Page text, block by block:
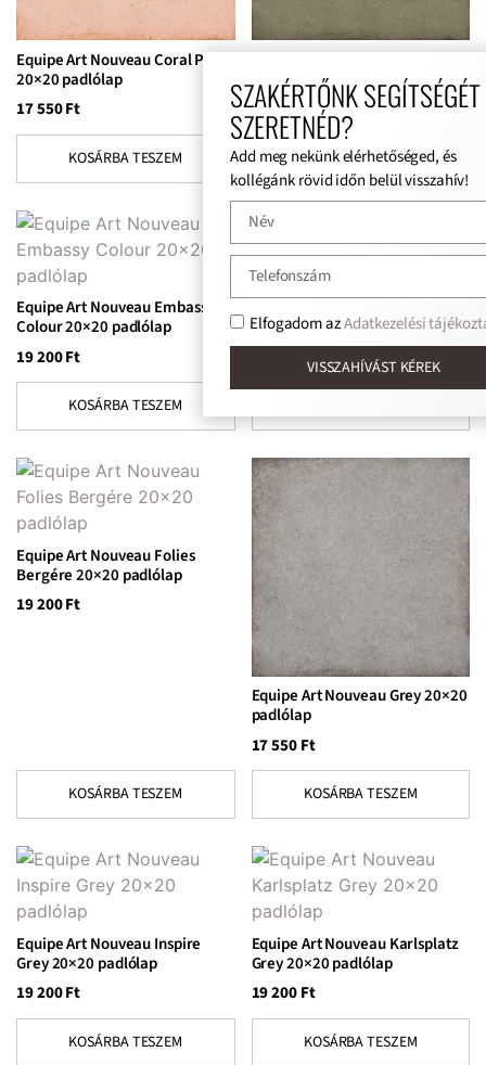
Equipe Art Nouveau Coral Pink
20×20 padlólap
17 550Ft
KOSÁRBA TESZEM
Equipe Art Nouveau Cypress
Green 20×20 padlólap
17 550Ft
KOSÁRBA TESZEM
Equipe Art Nouveau Embassy
Colour 20×20 padlólap
19 200Ft
KOSÁRBA TESZEM
Colour 20×20 padlólap
Ft
Equipe Art Nouveau Folies
Bergére 20×20 padlólap
19 200Ft
KOSÁRBA TESZEM
Equipe Art Nouveau Grey 20×20
padlólap
17 550Ft
KOSÁRBA TESZEM
Equipe Art Nouveau Inspire
Grey 20×20 padlólap
19 200Ft
KOSÁRBA TESZEM
Equipe Art Nouveau Karlsplatz
Grey 20×20 padlólap
19 200Ft
KOSÁRBA TESZEM
SZAKÉRTŐNK SEGÍTSÉGÉT
SZERETNÉD?
Add meg nekünk elérhetőséged, és
kollégánk rövid időn belül visszahív!
Elfogadom azAdatkezelési
VISSZAHÍVÁST KÉREK